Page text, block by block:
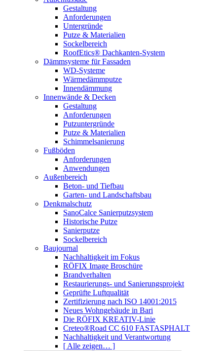
Gestaltung
Anforderungen
Untergründe
Putze & Materialien
Sockelbereich
RoofEtics® Dachkanten-System
Dämmsysteme für Fassaden
WD-Systeme
Wärmedämmputze
Innendämmung
Innenwände & Decken
Gestaltung
Anforderungen
Putzuntergründe
Putze & Materialien
Schimmelsanierung
Fußböden
Anforderungen
Anwendungen
Außenbereich
Beton- und Tiefbau
Garten- und Landschaftsbau
Denkmalschutz
SanoCalce Sanierputzsystem
Historische Putze
Sanierputze
Sockelbereich
Baujournal
Nachhaltigkeit im Fokus
RÖFIX Image Broschüre
Brandverhalten
Restaurierungs- und Sanierungsprojekt
Geprüfte Luftqualität
Zertifizierung nach ISO 14001:2015
Neues Wohngebäude in Bari
Die RÖFIX KREATIV-Linie
Creteo®Road CC 610 FASTASPHALT
Nachhaltigkeit und Verantwortung
[ Alle zeigen… ]